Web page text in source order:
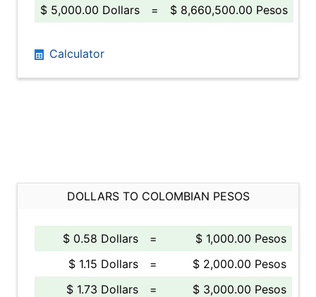
$ 5,000.00 Dollars
= $ 8,660,500.00 Pesos
Calculator
DOLLARS TO COLOMBIAN PESOS
$ 0.58 Dollars =
$ 1,000.00 Pesos
$ 1.15 Dollars
=
$ 2,000.00 Pesos
$ 1.73 Dollars
=
$ 3,000.00 Pesos